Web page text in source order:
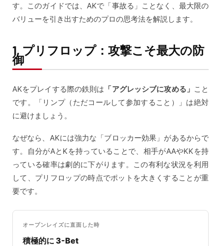
す。このガイドでは、AKで「事故る」ことなく、最大限の
バリューを引き出すためのプロの思考法を解説します。
1. プリフロップ：攻撃こそ最大の防
御
AKをプレイする際の鉄則は 「アグレッシブに攻める」 こと
です。「リンプ（ただコールして参加すること）」は絶対
に避けましょう。
なぜなら、AKには強力な「ブロッカー効果」があるからで
す。自分がAとKを持っていることで、相手がAAやKKを持
っている確率は劇的に下がります。この有利な状況を利用
して、プリフロップの時点でポットを大きくすることが重
要です。
オープンレイズに直面した時
積極的に 3-Bet